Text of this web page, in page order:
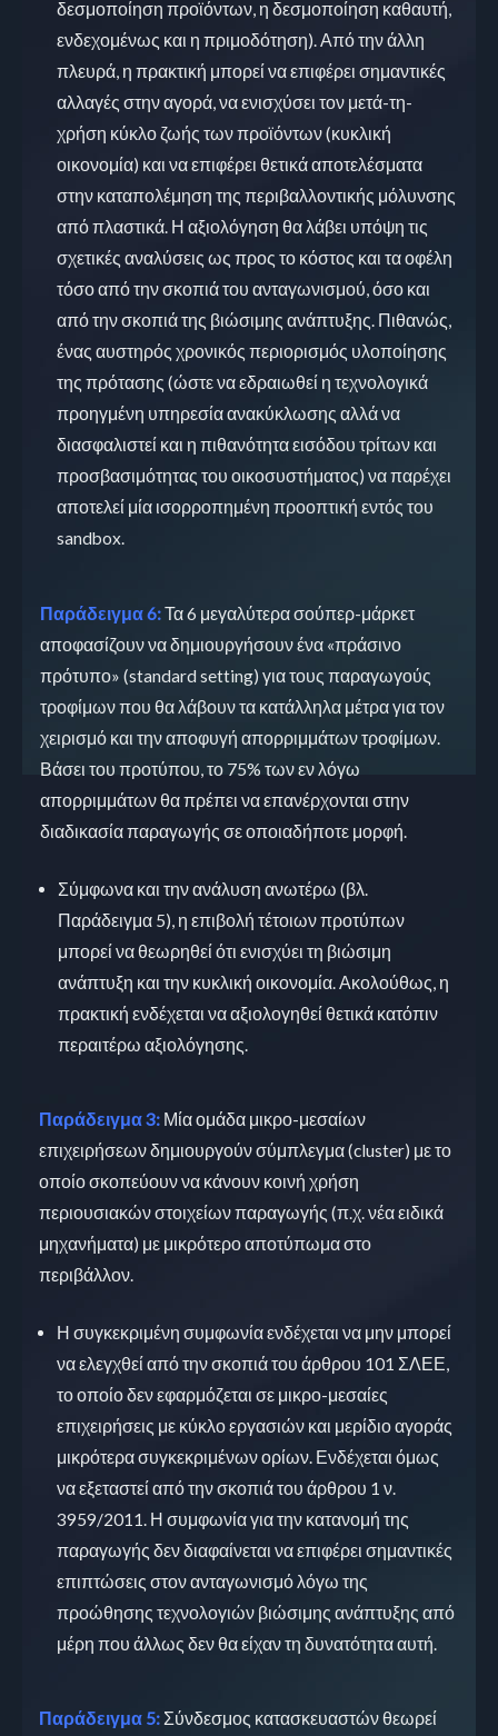
δεσμοποίηση προϊόντων, η δεσμοποίηση καθαυτή,
ενδεχομένως και η πριμοδότηση). Από την άλλη
πλευρά, η πρακτική μπορεί να επιφέρει σημαντικές
αλλαγές στην αγορά, να ενισχύσει τον μετά-τη-
χρήση κύκλο ζωής των προϊόντων (κυκλική
οικονομία) και να επιφέρει θετικά αποτελέσματα
στην καταπολέμηση της περιβαλλοντικής μόλυνσης
από πλαστικά. Η αξιολόγηση θα λάβει υπόψη τις
σχετικές αναλύσεις ως προς το κόστος και τα οφέλη
τόσο από την σκοπιά του ανταγωνισμού, όσο και
από την σκοπιά της βιώσιμης ανάπτυξης. Πιθανώς,
ένας αυστηρός χρονικός περιορισμός υλοποίησης
της πρότασης (ώστε να εδραιωθεί η τεχνολογικά
προηγμένη υπηρεσία ανακύκλωσης αλλά να
διασφαλιστεί και η πιθανότητα εισόδου τρίτων και
προσβασιμότητας του οικοσυστήματος) να παρέχει
αποτελεί μία ισορροπημένη προοπτική εντός του
sandbox.
Παράδειγμα 6:Τα 6 μεγαλύτερα σούπερ-μάρκετ
αποφασίζουν να δημιουργήσουν ένα «πράσινο
πρότυπο» (standard setting) για τους παραγωγούς
τροφίμων που θα λάβουν τα κατάλληλα μέτρα για τον
χειρισμό και την αποφυγή απορριμμάτων τροφίμων.
Βάσει του προτύπου, το 75% των εν λόγω
απορριμμάτων θα πρέπει να επανέρχονται στην
διαδικασία παραγωγής σε οποιαδήποτε μορφή.
Σύμφωνα και την ανάλυση ανωτέρω (βλ.
Παράδειγμα 5), η επιβολή τέτοιων προτύπων
μπορεί να θεωρηθεί ότι ενισχύει τη βιώσιμη
ανάπτυξη και την κυκλική οικονομία. Ακολούθως, η
πρακτική ενδέχεται να αξιολογηθεί θετικά κατόπιν
περαιτέρω αξιολόγησης.
Παράδειγμα 3: Μία ομάδα μικρο-μεσαίων
επιχειρήσεων δημιουργούν σύμπλεγμα (cluster) με το
οποίο σκοπεύουν να κάνουν κοινή χρήση
περιουσιακών στοιχείων παραγωγής (π.χ. νέα ειδικά
μηχανήματα) με μικρότερο αποτύπωμα στο
περιβάλλον.
Η συγκεκριμένη συμφωνία ενδέχεται να μην μπορεί
να ελεγχθεί από την σκοπιά του άρθρου 101 ΣΛΕΕ,
το οποίο δεν εφαρμόζεται σε μικρο-μεσαίες
επιχειρήσεις με κύκλο εργασιών και μερίδιο αγοράς
μικρότερα συγκεκριμένων ορίων. Ενδέχεται όμως
να εξεταστεί από την σκοπιά του άρθρου 1 ν.
3959/2011. Η συμφωνία για την κατανομή της
παραγωγής δεν διαφαίνεται να επιφέρει σημαντικές
επιπτώσεις στον ανταγωνισμό λόγω της
προώθησης τεχνολογιών βιώσιμης ανάπτυξης από
μέρη που άλλως δεν θα είχαν τη δυνατότητα αυτή.
Παράδειγμα 5: Σύνδεσμος κατασκευαστών θεωρεί